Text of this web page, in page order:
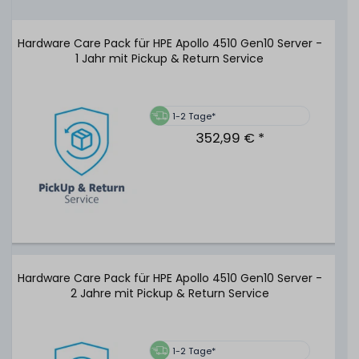
Hardware Care Pack für HPE Apollo 4510 Gen10 Server -
1 Jahr mit Pickup & Return Service
1-2 Tage*
352,99 € *
Hardware Care Pack für HPE Apollo 4510 Gen10 Server -
2 Jahre mit Pickup & Return Service
1-2 Tage*